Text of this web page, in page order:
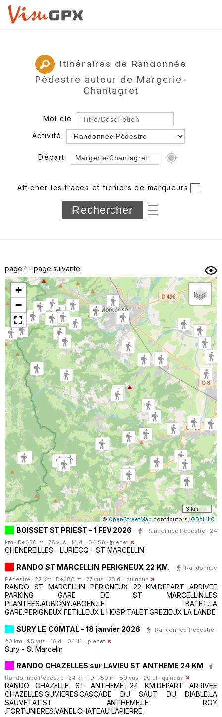
Itinéraires de Randonnée
Pédestre autour de Margerie-
Chantagret
Mot clé
Activité
Départ
Département
Longueur min/max
sous-dossiers
Trier par
Horodatage Photos
Afficher les traces et fichiers de marqueurs
page 1 - page suivante
+
−
3 km
© OpenStreetMap contributors, ODbL 1.0
BOISSET ST PRIEST - 1 FEV 2026
Randonnée Pédestre · 24
km · D+630 m · 78 vus · 14 dl · 04:56 · jplenet
CHENEREILLES - LURIECQ - ST MARCELLIN
RANDO ST MARCELLIN PERIGNEUX 22 KM.
Randonnée
Pédestre · 22 km · D+380 m · 77 vus · 20 dl · quinqua
RANDO ST MARCELLIN PERIGNEUX 22 KM.DEPART ARRIVEE
PARKING GARE DE ST MARCELLIN.LES
PLANTEES.AUBIGNY.ABOEN.LE BATET.LA
GARE.PERIGNEUX.FETILLEUX.L HOSPITALET.GREZIEUX.LA LANDE
SURY LE COMTAL - 18 janvier 2026
Randonnée Pédestre ·
20 km · 95 vus · 18 dl · 04:11 · jplenet
Sury - St Marcelin
RANDO CHAZELLES sur LAVIEU ST ANTHEME 24 KM
Randonnée Pédestre · 24 km · D+750 m · 89 vus · 20 dl · quinqua
RANDO CHAZELLE ST ANTHEME 24 KM.DEPART ARRIVEE
CHAZELLES.GUMIERES.CASCADE DU SAUT DU DIABLE.LA
SAUVETAT.ST ANTHEME.LE ROY
.FORTUNIERES.VANEL.CHATEAU LAPIERRE.